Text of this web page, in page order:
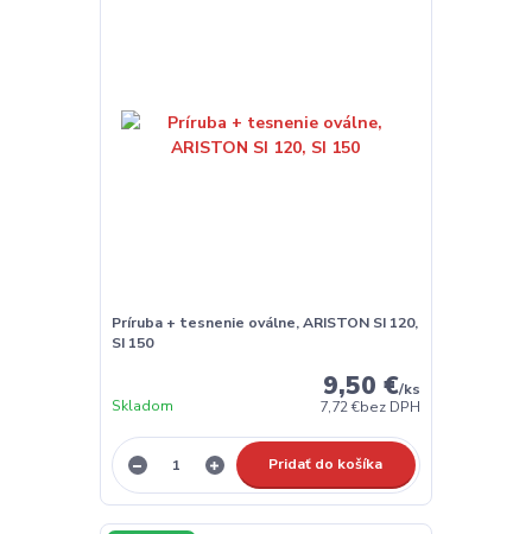
Príruba + tesnenie oválne, ARISTON SI 120,
SI 150
9,50 €/ks
7,72 €bez DPH
Skladom
Pridať do košíka